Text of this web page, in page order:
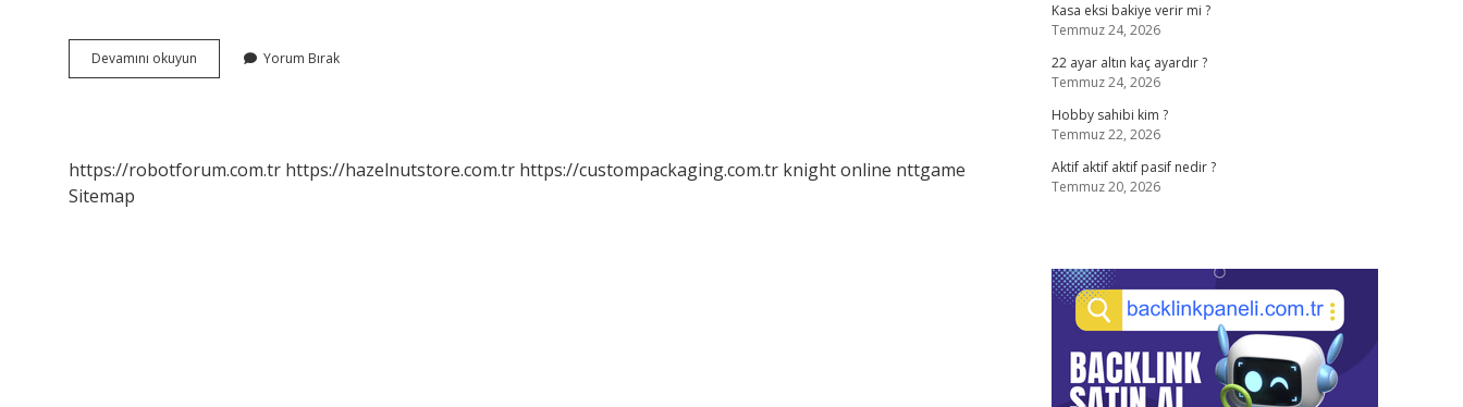
Devamını okuyun
Neye
Yorum Bırak
https://robotforum.com.tr https://hazelnutstore.com.tr https://custompackaging.com.tr knight online nttgame
Sitemap
Kasa eksi bakiye verir mi ?
Temmuz 24, 2026
22 ayar altın kaç ayardır ?
Temmuz 24, 2026
Hobby sahibi kim ?
Temmuz 22, 2026
Aktif aktif aktif pasif nedir ?
Temmuz 20, 2026